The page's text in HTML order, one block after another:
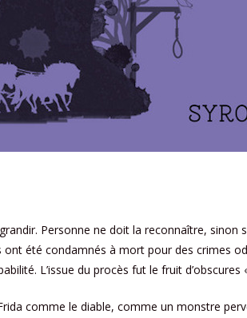
Personne ne doit la reconnaître, sinon
ont été condamnés à mort pour des crimes
L’issue du procès fut le fruit d’obscures
comme le diable, comme un monstre